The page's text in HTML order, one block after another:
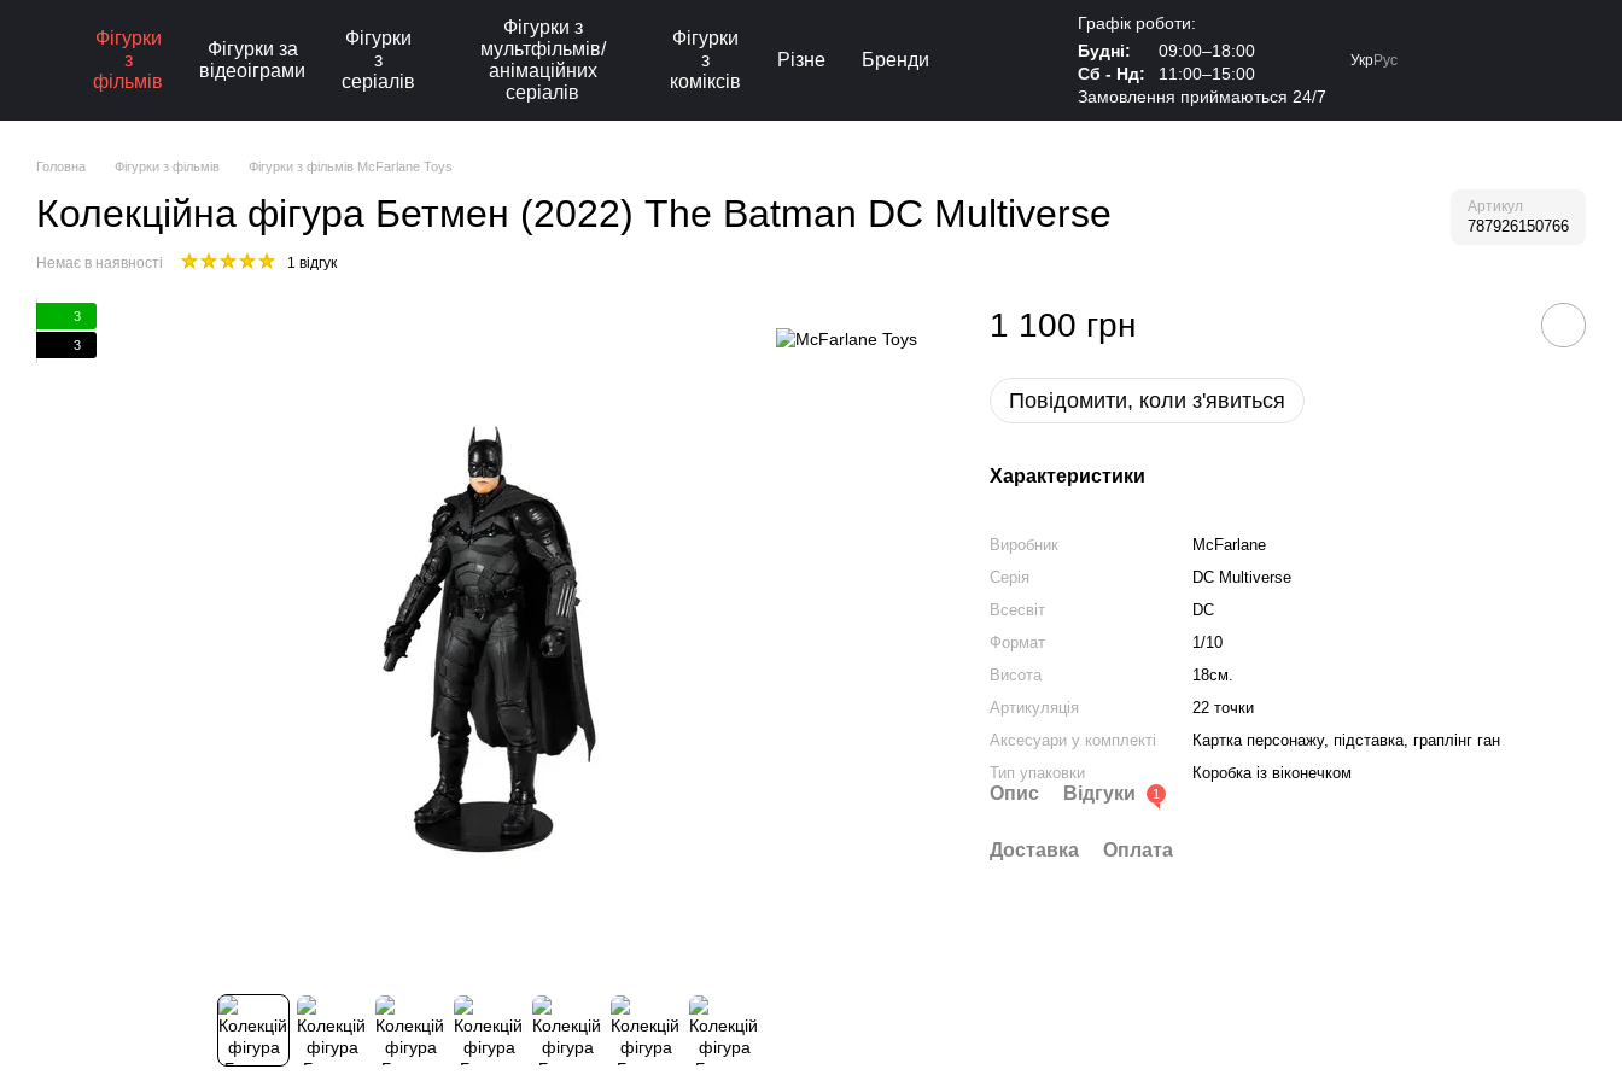
Фігурки
з
фільмів
Фігурки за
відеоіграми
Фігурки
з
серіалів
Фігурки з
мультфільмів/
анімаційних
серіалів
Фігурки
з
коміксів
Різне Бренди
Графік роботи:
Будні:
09:00–18:00
Сб - Нд:
11:00–15:00
Замовлення приймаються 24/7
УкрРус
Головна Фігурки з фільмів Фігурки з фільмів McFarlane Toys
Колекційна фігура Бетмен (2022) The Batman DC Multiverse Артикул
787926150766
Немає в наявності 1 відгук
3
3
1 100 грн
Повідомити, коли з'явиться
Характеристики
Виробник
McFarlane
Серія
DC Multiverse
Всесвіт
DC
Формат
1/10
Висота
18см.
Артикуляція
22 точки
Аксесуари у комплекті
Картка персонажу, підставка, граплінг ган
Тип упаковки
Коробка із віконечком
Опис Відгуки 1
Доставка Оплата